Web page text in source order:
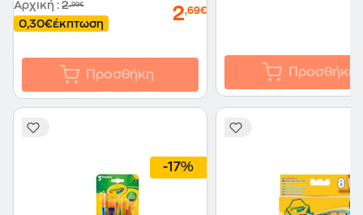
Αρχική : 2,99€
0,30€έκπτωση 2,69€
Προσθήκη Προσθήκη
-17%